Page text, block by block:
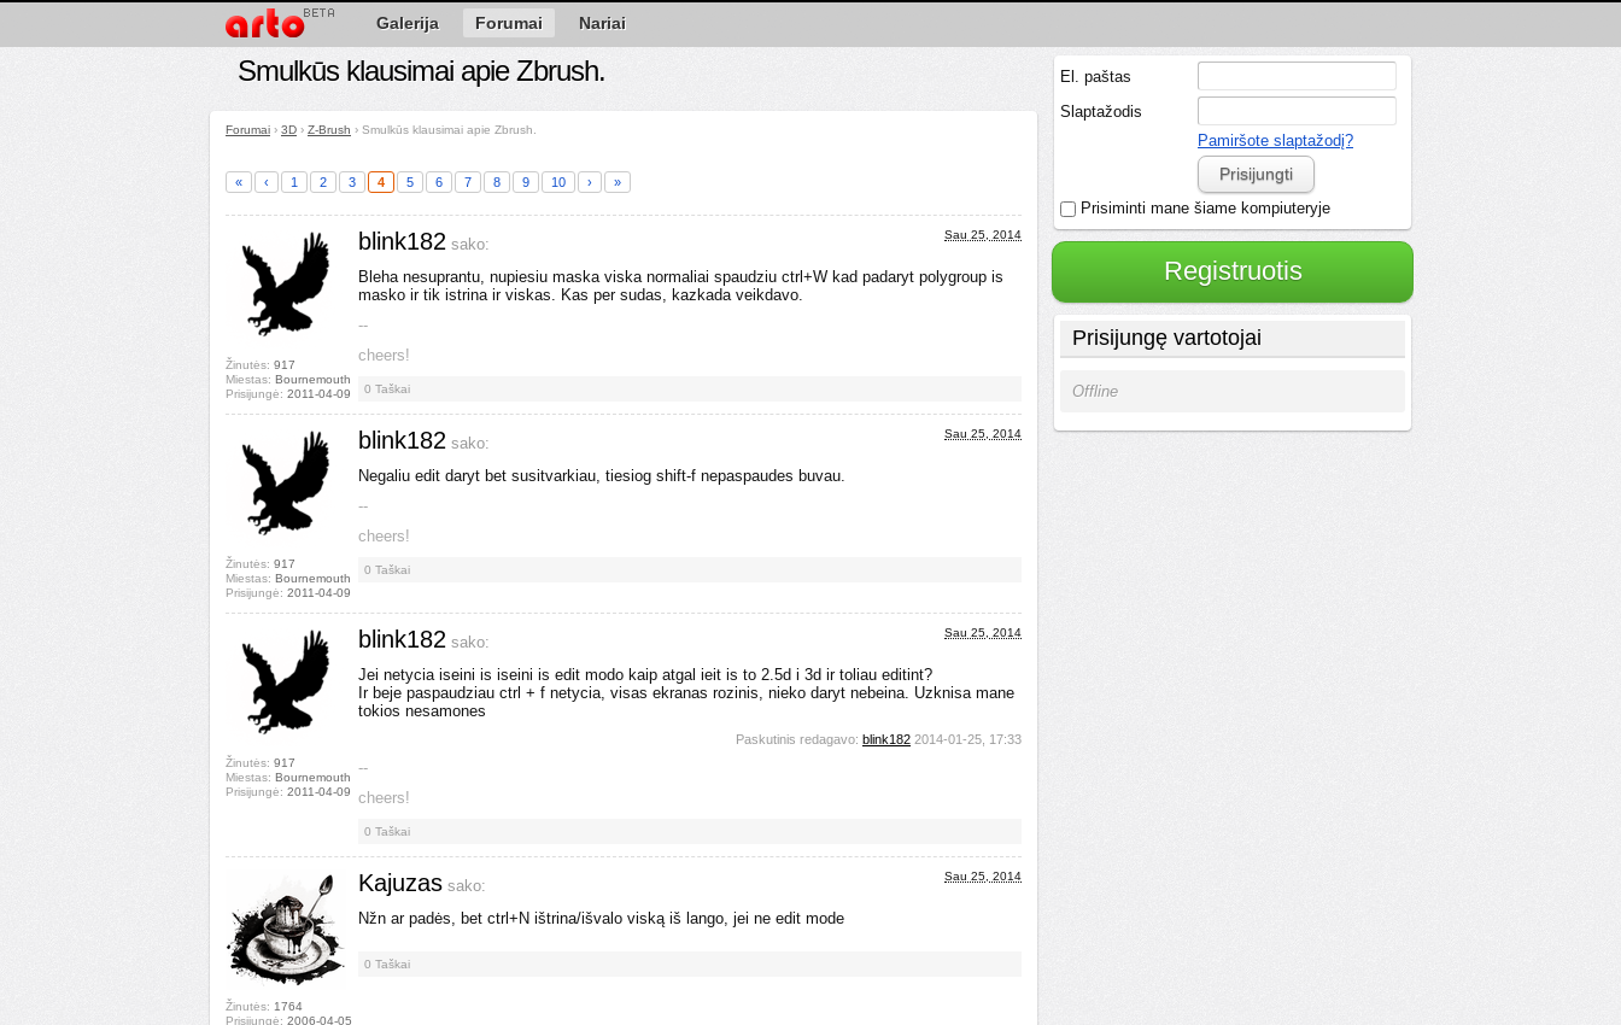
Galerija Forumai Nariai
El. paštas
Slaptažodis
Pamiršote slaptažodį?
Prisijungti
Prisiminti mane šiame kompiuteryje
Registruotis
Prisijungę vartotojai
Offline
Smulkūs klausimai apie Zbrush.
Forumai › 3D › Z-Brush › Smulkūs klausimai apie Zbrush.
« ‹ 1 2 3 4 5 6 7 8 9 10 › »
Žinutės: 917
Miestas: Bournemouth
Prisijungė: 2011-04-09
Sau 25, 2014
blink182 sako:
Bleha nesuprantu, nupiesiu maska viska normaliai spaudziu ctrl+W kad padaryt polygroup is
masko ir tik istrina ir viskas. Kas per sudas, kazkada veikdavo.
--
cheers!
0 Taškai
Žinutės: 917
Miestas: Bournemouth
Prisijungė: 2011-04-09
Sau 25, 2014
blink182 sako:
Negaliu edit daryt bet susitvarkiau, tiesiog shift-f nepaspaudes buvau.
--
cheers!
0 Taškai
Žinutės: 917
Miestas: Bournemouth
Prisijungė: 2011-04-09
Sau 25, 2014
blink182 sako:
Jei netycia iseini is iseini is edit modo kaip atgal ieit is to 2.5d i 3d ir toliau editint?
Ir beje paspaudziau ctrl + f netycia, visas ekranas rozinis, nieko daryt nebeina. Uzknisa mane
tokios nesamones
Paskutinis redagavo: blink182 2014-01-25, 17:33
--
cheers!
0 Taškai
Žinutės: 1764
Prisijungė: 2006-04-05
Sau 25, 2014
Kajuzas sako:
Nžn ar padės, bet ctrl+N ištrina/išvalo viską iš lango, jei ne edit mode
0 Taškai